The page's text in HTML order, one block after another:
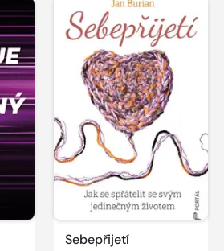
Sebepřijetí